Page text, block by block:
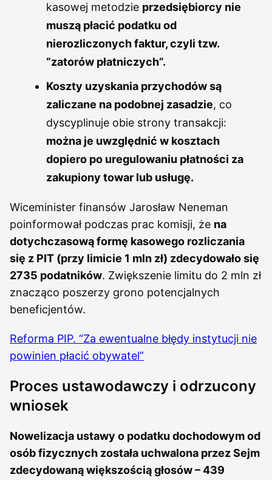
kasowej metodzie przedsiębiorcy nie
muszą płacić podatku od
nierozliczonych faktur, czyli tzw.
“zatorów płatniczych”.
Koszty uzyskania przychodów są
zaliczane na podobnej zasadzie, co
dyscyplinuje obie strony transakcji:
można je uwzględnić w kosztach
dopiero po uregulowaniu płatności za
zakupiony towar lub usługę.
Wiceminister finansów Jarosław Neneman
poinformował podczas prac komisji, że na
dotychczasową formę kasowego rozliczania
się z PIT (przy limicie 1 mln zł) zdecydowało się
2735 podatników. Zwiększenie limitu do 2 mln zł
znacząco poszerzy grono potencjalnych
beneficjentów.
Reforma PIP. “Za ewentualne błędy instytucji nie
powinien płacić obywatel”
Proces ustawodawczy i odrzucony
wniosek
Nowelizacja ustawy o podatku dochodowym od
osób fizycznych została uchwalona przez Sejm
zdecydowaną większością głosów – 439